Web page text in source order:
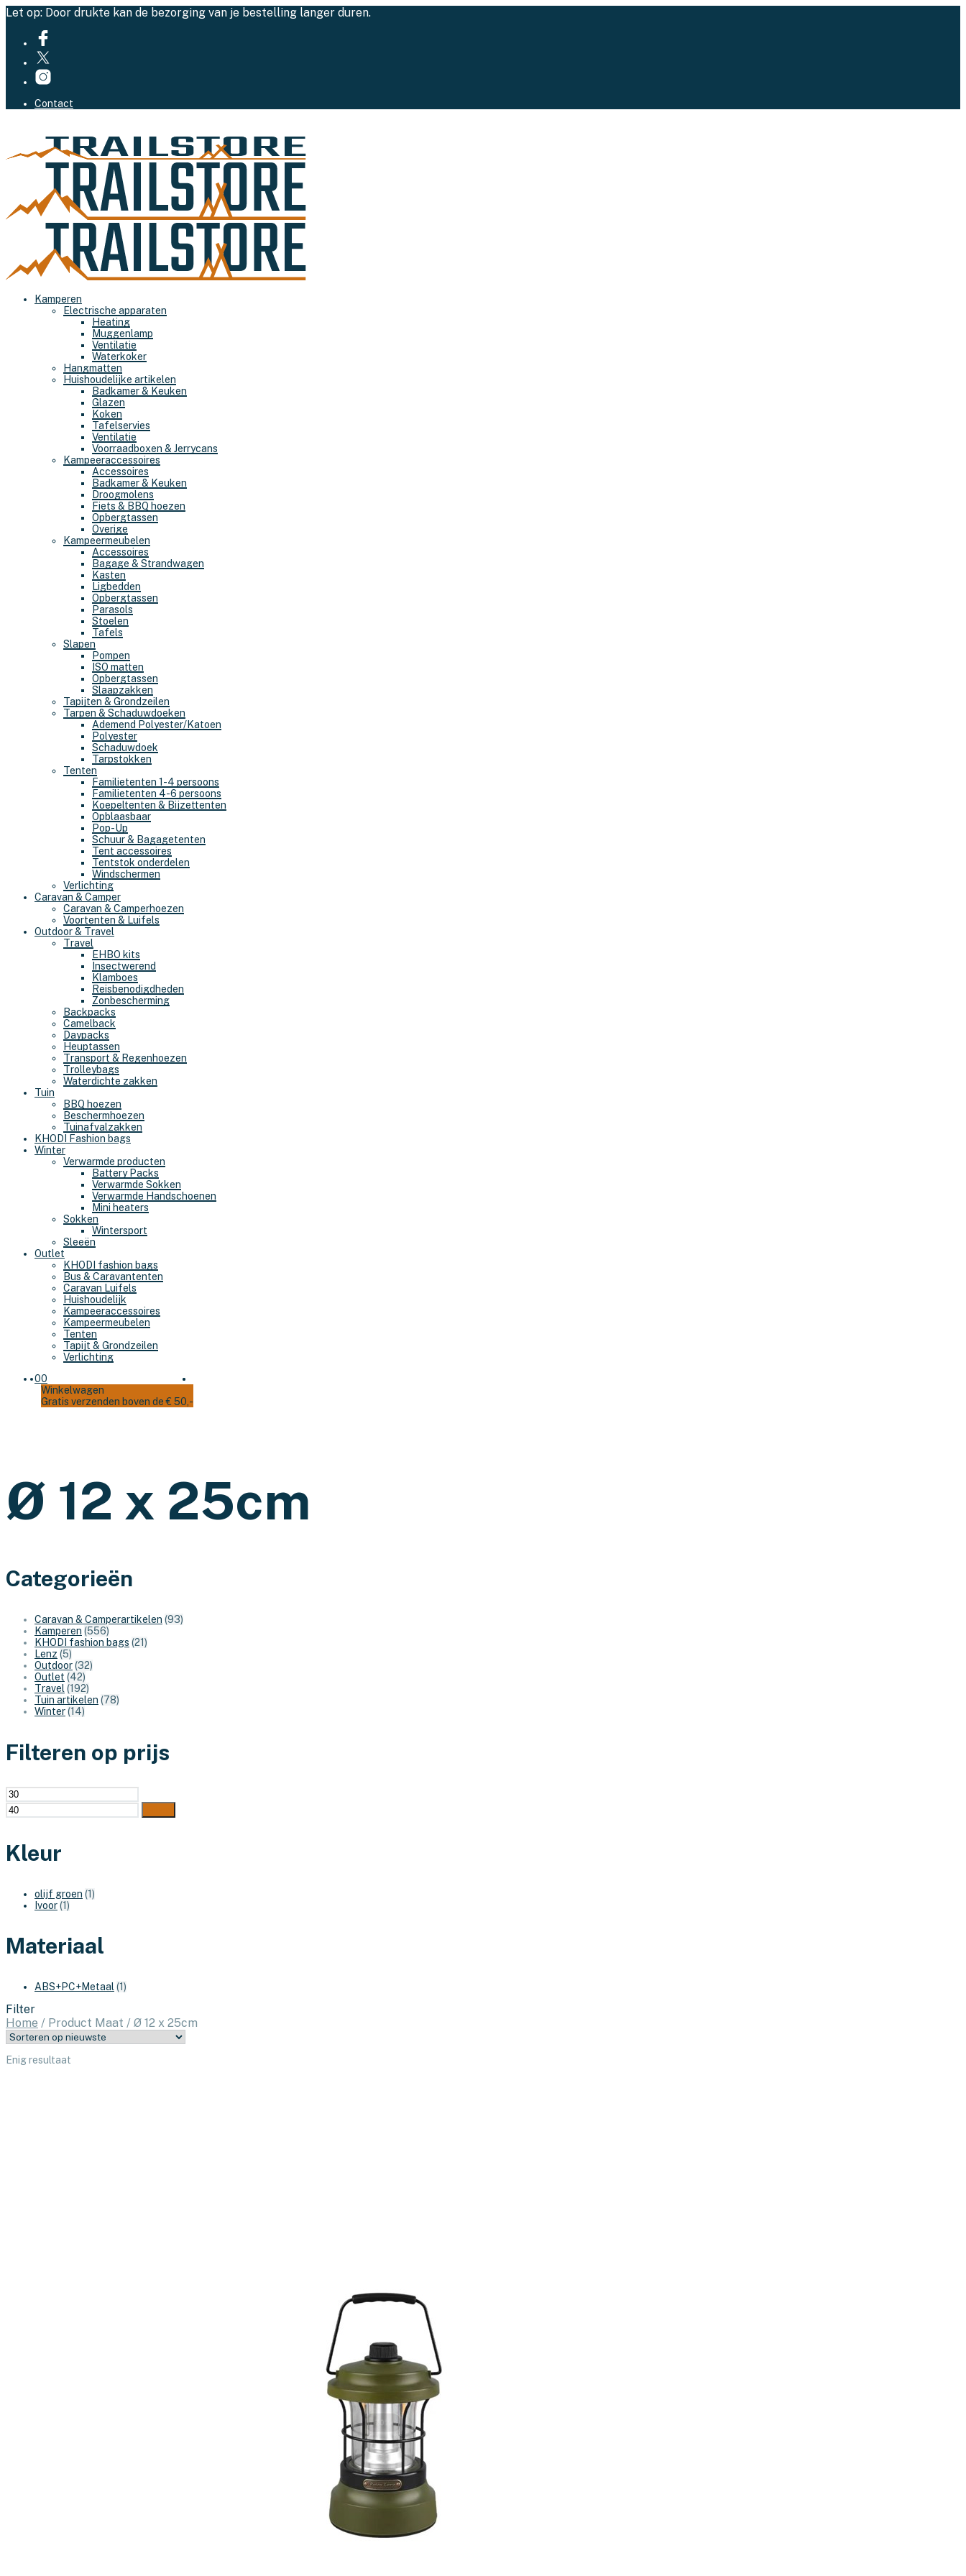
Let op: Door drukte kan de bezorging van je bestelling langer duren.
Contact
Kamperen
Electrische apparaten
Heating
Muggenlamp
Ventilatie
Waterkoker
Hangmatten
Huishoudelijke artikelen
Badkamer & Keuken
Glazen
Koken
Tafelservies
Ventilatie
Voorraadboxen & Jerrycans
Kampeeraccessoires
Accessoires
Badkamer & Keuken
Droogmolens
Fiets & BBQ hoezen
Opbergtassen
Overige
Kampeermeubelen
Accessoires
Bagage & Strandwagen
Kasten
Ligbedden
Opbergtassen
Parasols
Stoelen
Tafels
Slapen
Pompen
ISO matten
Opbergtassen
Slaapzakken
Tapijten & Grondzeilen
Tarpen & Schaduwdoeken
Ademend Polyester/Katoen
Polyester
Schaduwdoek
Tarpstokken
Tenten
Familietenten 1-4 persoons
Familietenten 4-6 persoons
Koepeltenten & Bijzettenten
Opblaasbaar
Pop-Up
Schuur & Bagagetenten
Tent accessoires
Tentstok onderdelen
Windschermen
Verlichting
Caravan & Camper
Caravan & Camperhoezen
Voortenten & Luifels
Outdoor & Travel
Travel
EHBO kits
Insectwerend
Klamboes
Reisbenodigdheden
Zonbescherming
Backpacks
Camelback
Daypacks
Heuptassen
Transport & Regenhoezen
Trolleybags
Waterdichte zakken
Tuin
BBQ hoezen
Beschermhoezen
Tuinafvalzakken
KHODI Fashion bags
Winter
Verwarmde producten
Battery Packs
Verwarmde Sokken
Verwarmde Handschoenen
Mini heaters
Sokken
Wintersport
Sleeën
Outlet
KHODI fashion bags
Bus & Caravantenten
Caravan Luifels
Huishoudelijk
Kampeeraccessoires
Kampeermeubelen
Tenten
Tapijt & Grondzeilen
Verlichting
00
Winkelwagen
Gratis verzenden boven de € 50,-
Ø 12 x 25cm
Categorieën
Caravan & Camperartikelen (93)
Kamperen (556)
KHODI fashion bags (21)
Lenz (5)
Outdoor(32)
Outlet (42)
Travel (192)
Tuin artikelen (78)
Winter(14)
Filteren op prijs
Min.
prijs
prijs
Kleur
olijf groen (1)
Ivoor(1)
Materiaal
ABS+PC+Metaal (1)
Filter
Home / Product Maat / Ø 12 x 25cm
Enig resultaat